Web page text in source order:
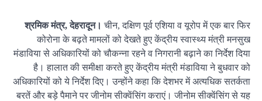
श्रमिक मंत्र, देहरादून। चीन, दक्षिण पूर्व एशिया व यूरोप में एक बार फिर
कोरोना के बढ़ते मामलों को देखते हुए केंद्रीय स्वास्थ्य मंत्री मनसुख
मंडाविया से अधिकारियों को चौकन्ना रहने व निगरानी बढ़ाने का निर्देश दिया
है। हालात की समीक्षा करते हुए केंद्रीय मंत्री मंडाविया ने बुधवार को
अधिकारियों को ये निर्देश दिए। उन्होंने कहा कि देशभर में अत्यधिक सतर्कता
बरतें और बड़े पैमाने पर जीनोम सीक्वेंसिंग कराएं। जीनोम सीक्वेंसिंग से यह